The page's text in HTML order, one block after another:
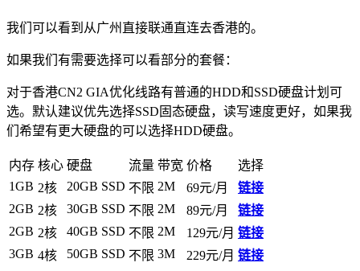
我们可以看到从广州直接联通直连去香港的。
如果我们有需要选择可以看部分的套餐：
对于香港CN2 GIA优化线路有普通的HDD和SSD硬盘计划可
选。默认建议优先选择SSD固态硬盘，读写速度更好，如果我
们希望有更大硬盘的可以选择HDD硬盘。
内存 核心 硬盘 流量 带宽 价格
选择
1GB 2核 20GB SSD 不限 2M 69元/月
链接
2GB 2核 30GB SSD 不限 2M 89元/月
链接
2GB 2核 40GB SSD 不限 2M 129元/月 链接
3GB 4核 50GB SSD 不限 3M 229元/月 链接